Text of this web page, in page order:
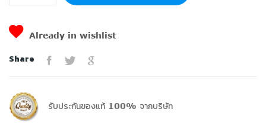
Already in wishlist
Share
รับประกันของแท้ 100% จากบริษัท